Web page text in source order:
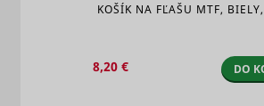
KOŠÍK NA FĽAŠU MTF,
8,20 € DO